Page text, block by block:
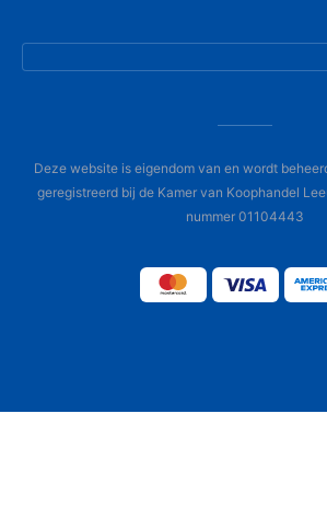
Deze website is eigendom van en wordt
geregistreerd bij de Kamer van Koophandel
nummer 01104443